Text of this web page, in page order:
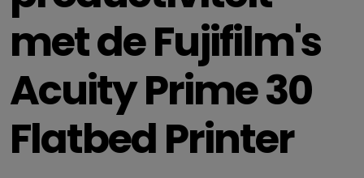
met de Fujifilm's
Acuity Prime 30
Flatbed Printer